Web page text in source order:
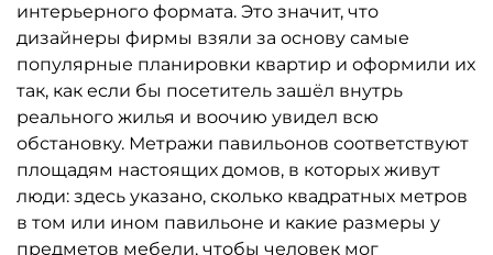
интерьерного формата. Это значит, что
дизайнеры фирмы взяли за основу самые
популярные планировки квартир и оформили их
так, как если бы посетитель зашёл внутрь
реального жилья и воочию увидел всю
обстановку. Метражи павильонов соответствуют
площадям настоящих домов, в которых живут
люди: здесь указано, сколько квадратных метров
в том или ином павильоне и какие размеры у
предметов мебели, чтобы человек мог